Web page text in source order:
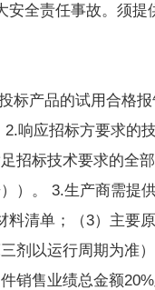
全责任事故。须提
产品的试用合格
响应招标方要求的
招标技术要求的全
）。 3.生产商需提
料清单；（3）主要
剂以运行周期为准
销售业绩总金额